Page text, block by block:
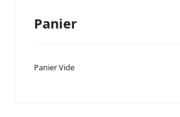
Panier
Panier Vide